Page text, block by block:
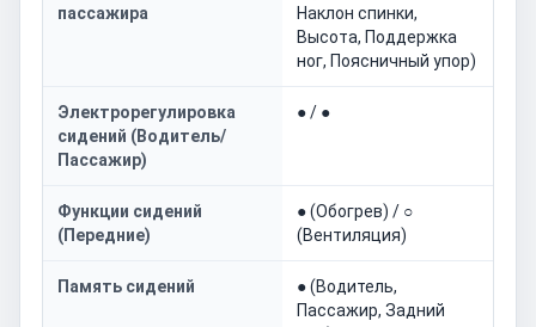
пассажира
Наклон спинки,
Высота, Поддержка
ног, Поясничный упор)
Электрорегулировка
сидений (Водитель/
Пассажир)
● / ●
Функции сидений
(Передние)
● (Обогрев) / ○
(Вентиляция)
Память сидений
● (Водитель,
Пассажир, Задний